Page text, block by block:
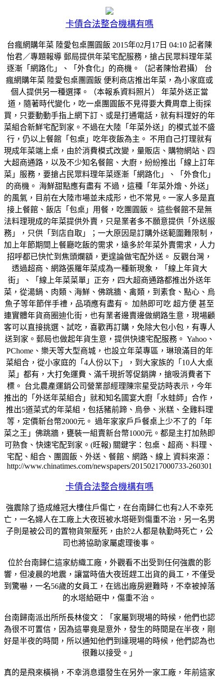
卡債合法整合機構有嗎
台瘋網購年菜 陸愛包桌團圓飯 2015年02月17日 04:10 記者陳
怡君／專題報導 郵局提供年菜宅配服務，搶占民眾料理年菜
逐漸「網路化」、「外食化」的商機。（記者陳怡君攝） 台
瘋網購年菜 陸愛包桌團圓飯 便利商店推出年菜，為小家庭或
個人提供另一種選擇。（本報系資料照片） 年菜外送正當
道，隨著時代變化，吃一桌團圓飯不見得要大費周章上街採
買，只要動動手指上網下訂、或是打通電話，就有料理好的年
菜組合新鮮宅配到家。不過在大陸「年菜外送」的模式並不盛
行，仍以上餐館「包桌」吃年夜飯為主。 不用自己打理就有
現成年菜端上桌，由於消費模式改變，量販店、購物網站、四
大超商通路，以及不少知名餐館、大廚，紛紛推出「線上訂年
菜」服務，要搶占民眾料理年菜逐漸「網路化」、「外食化」
的商機。 海鮮甜點應有盡有 不過，這種「年菜外燴、外送」
的風氣，目前在大陸市場並未成形，也不常見。一家人多是直
接上餐館、飯店「包桌」用餐，吃團圓飯。 這些餐館不是無
法料理現成的年菜提供外賣，只是業者多不願意提供「外送服
務」，只供「到店自取」；一大原因是訂購外送範圍難限制，
加上年節期間上餐廳吃飯的需求，遠多於年菜外賣需求，人力
招呼都已快忙到焦頭爛額，更遑論做宅配外送。 反觀台灣，
透過超商、網路張羅年菜成為一種新現象，「線上年貨大
街」、「線上年菜菜單」正夯，四大超商通路都推出外送年
菜，從湯鍋、肉類、海鮮、佛跳牆、禽類，到素食、點心、烏
魚子等年節伴手禮，品項應有盡有。 加熱即可吃 超方便 甚至
連實體年貨商圈迪化街，也有業者邊賣邊做網路生意，現場顧
客可以直接挑選、試吃，喜歡再訂購，免除大包小包，有專人
送到家。郵局也做起年貨生意，提供快速宅配服務。 Yahoo、
PChome、樂天等大型商城，也設立年菜專區，琳琅滿目的年
菜組合，從小家庭的「4人份以下」，到大家族的「10人大桌
菜」都有，大打免運費、滿千現折等促銷牌，搶吸消費者下
標。 台北農產運銷公司營業部經理陳宗星受訪時表示，今年
推出的「外送年菜組合」就和知名國宴大廚「水蛙師」合作，
推出5道菜式的年菜組，包括豬前蹄、烏參、米糕、全雞料理
等，定價新台幣2000元。 過年家家戶戶餐桌上少不了的「年
菜之王」佛跳牆，甕裝一組賣新台幣1000元。都是主打加熱即
可熟食、快速宅配到家。(旺報) 關鍵字：包桌、超商、料理、
宅配、組合、團圓飯、外送、餐館、網路、線上 資料來源：
http://www.chinatimes.com/newspapers/20150217000733-260301
卡債合法整合機構有嗎
強震除了造成維冠大樓住戶傷亡，在台南歸仁也有2人不幸死
亡，一名婦人在工廠上大夜班被水塔砸到傷重不治，另一名男
子則是被公司的置物貨架壓死，由於2人都是執勤時死亡，公
司也將協助家屬處理後事。
位於台南歸仁這家紡織工廠，外觀看不出受到任何強震的影
響，但凌晨的地震，讓當時值大夜班趕工出貨的員工，不僅受
到驚嚇，一名56歲的女員工，在逃出廠房避難時，不幸被掉落
的水塔給砸中，傷重不治。
台南歸南派出所所長林俊文：「家屬到現場的時候，他們也認
為很不可置信，因為這畢竟是意外，發生的時間是在半夜，剛
好是半夜的時間，所以通知他們到達現場的時候，他們認為也
很難以接受。」
真的是飛來橫禍，不幸消息還發生在另外一家工廠，年前這家